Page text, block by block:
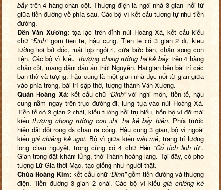
bẩy trên 4 hàng chân cột. Thượng điện là ngôi nhà 3 gian, nối từ
giữa tiền đường về phía sau. Các bộ vì kết cấu tương tự như tiền
đường.
Đền Văn Xương: tọa lạc trên đỉnh núi Hoàng Xá, kết cấu kiểu
chữ “Đinh”gồm tiền tế, hậu cung. Tiền tế có 3 gian 2 dĩ, kiểu
tường hồi bít đốc, mái lợp ngói ri, cửa bức bàn, chắn song con
tiện. Các bộ vì kiểu thượng chồng rường hạ kẻ bẩy trên 4 hàng
chân cột, mang đậm dấu ấn thời Nguyễn. Hai gian bên bài trí các
ban thờ và tượng. Hậu cung là một gian nhà dọc nối từ gian giữa
vào phía trong, bài trí sập thờ, tượng thánh Văn Xương.
Quán Hoàng Xá: kết cấu chữ “Đinh”với nghi môn, tiền tế, hậu
cung nằm ngay trên trục đường đi, lưng tựa vào núi Hoàng Xá.
Tiền tế có 3 gian 2 chái, kiểu tường hồi trụ biểu, bốn bộ vì đỡ mái
kiểuthượng chồng rường con nhị, hạ kẻ bẩy hiên. Phía trước
hiên đặt đôi rồng đá chầu ra cổng. Hậu cung 3 gian, bộ vì ngoài
kiểu giá chiêng kẻ ngồi. Bộ vì giữa kiểu ván mê, trang trí lưỡng
long chầu nguyệt, trong cùng có 4 chữ Hán “Cổ tích linh từ”.
Gian trong đặt khám lửng, thờ Thành hoàng làng. Tại đây, có pho
tượng Lữ Gia thời Mạc, tạc giống như người thật.
Chùa Hoàng Kim: kết cấu chữ “Đinh”gồm tiền đường và thượng
điện. Tiền đường 3 gian 2 chái. Các bộ vì kiểugiá chiêng kẻ